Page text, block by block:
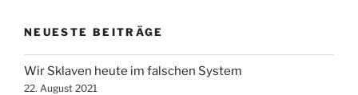
NEUESTE BEITRÄGE
Wir Sklaven heute im falschen System
22. August 2021